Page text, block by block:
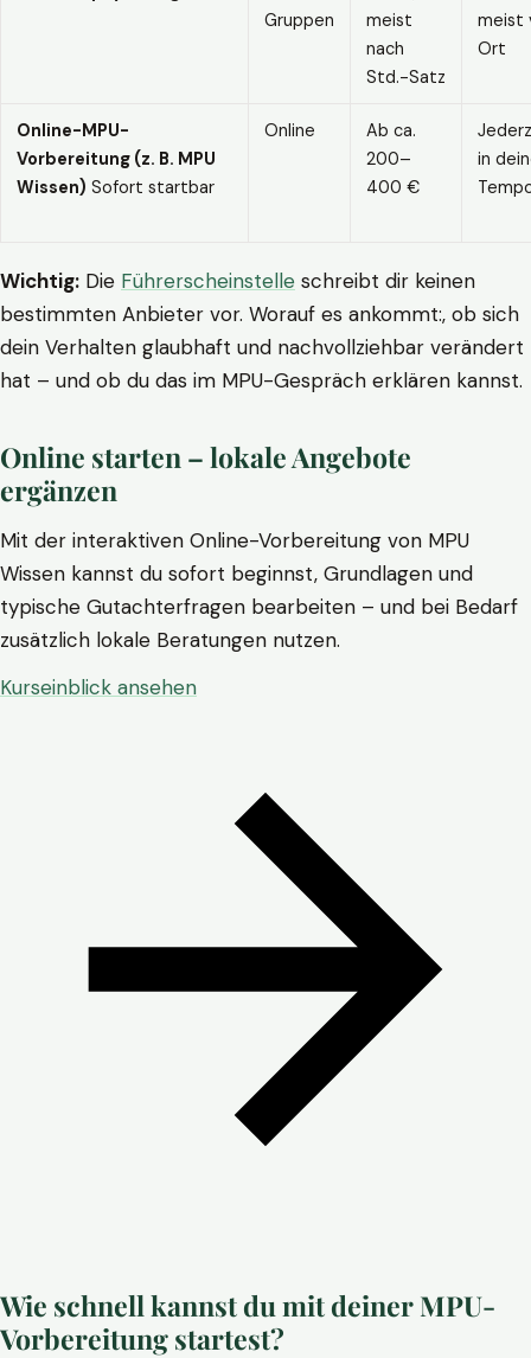
Gruppen
meist
nach
Std.-Satz
meist
Ort
Online-MPU-
Vorbereitung (z. B. MPU
Wissen) Sofort startbar
Online
Ab ca.
200–
400 €
in
Wichtig: Die Führerscheinstelle schreibt dir keinen
bestimmten Anbieter vor. Worauf es ankommt:, ob sich
dein Verhalten glaubhaft und nachvollziehbar verändert
hat – und ob du das im MPU-Gespräch erklären kannst.
Online starten – lokale Angebote
ergänzen
Mit der interaktiven Online-Vorbereitung von MPU
Wissen kannst du sofort beginnst, Grundlagen und
typische Gutachterfragen bearbeiten – und bei Bedarf
zusätzlich lokale Beratungen nutzen.
Kurseinblick ansehen
Wie schnell kannst du mit deiner MPU-
Vorbereitung startest?